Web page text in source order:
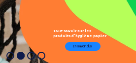
En savoir plus
Tout savoir sur les
produits d’hygiène papier